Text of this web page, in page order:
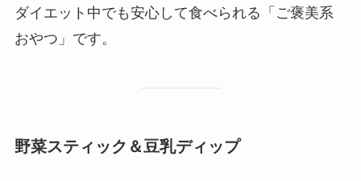
ダイエット中でも安心して食べられる「ご褒美系
おやつ」です。
野菜スティック＆豆乳ディップ